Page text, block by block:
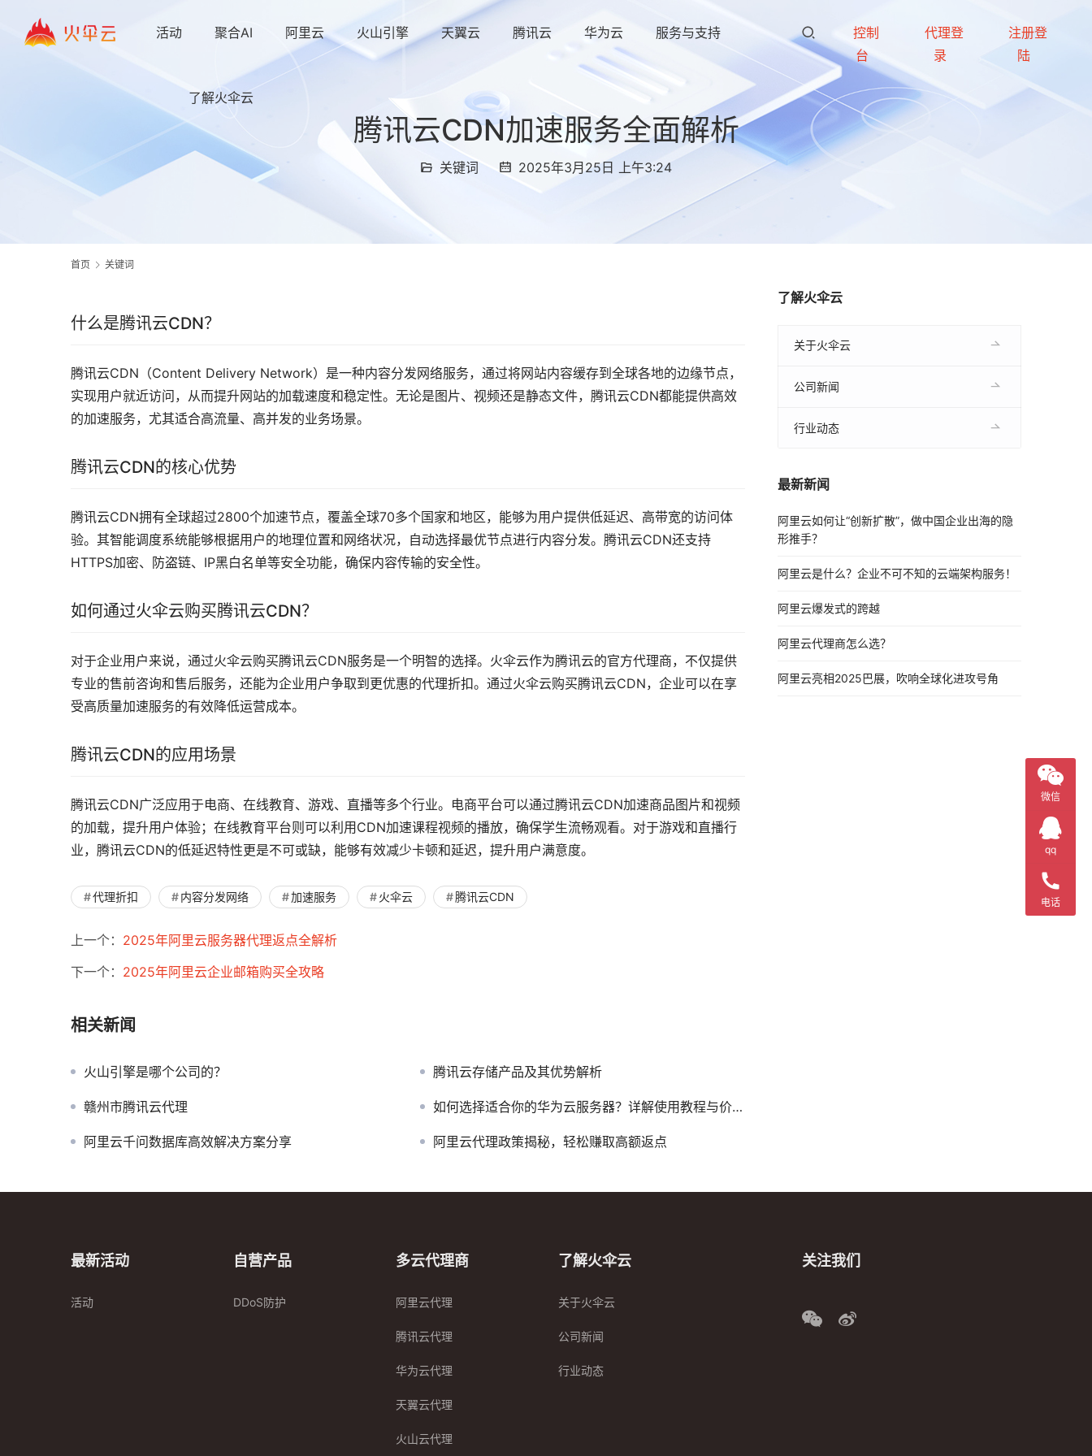
活动 聚合AI 阿里云 火山引擎 天翼云 腾讯云 华为云 服务与支持
了解火伞云
控制
台
代理登
录
注册登
陆
腾讯云CDN加速服务全面解析
关键词 2025年3月25日 上午3:24
首页 关键词
什么是腾讯云CDN？
腾讯云CDN（Content Delivery Network）是一种内容分发网络服务，通过将网站内容缓存到全球各地的边缘节点，
实现用户就近访问，从而提升网站的加载速度和稳定性。无论是图片、视频还是静态文件，腾讯云CDN都能提供高效
的加速服务，尤其适合高流量、高并发的业务场景。
腾讯云CDN的核心优势
腾讯云CDN拥有全球超过2800个加速节点，覆盖全球70多个国家和地区，能够为用户提供低延迟、高带宽的访问体
验。其智能调度系统能够根据用户的地理位置和网络状况，自动选择最优节点进行内容分发。腾讯云CDN还支持
HTTPS加密、防盗链、IP黑白名单等安全功能，确保内容传输的安全性。
如何通过火伞云购买腾讯云CDN？
对于企业用户来说，通过火伞云购买腾讯云CDN服务是一个明智的选择。火伞云作为腾讯云的官方代理商，不仅提供
专业的售前咨询和售后服务，还能为企业用户争取到更优惠的代理折扣。通过火伞云购买腾讯云CDN，企业可以在享
受高质量加速服务的有效降低运营成本。
腾讯云CDN的应用场景
腾讯云CDN广泛应用于电商、在线教育、游戏、直播等多个行业。电商平台可以通过腾讯云CDN加速商品图片和视频
的加载，提升用户体验；在线教育平台则可以利用CDN加速课程视频的播放，确保学生流畅观看。对于游戏和直播行
业，腾讯云CDN的低延迟特性更是不可或缺，能够有效减少卡顿和延迟，提升用户满意度。
代理折扣 内容分发网络 加速服务 火伞云 腾讯云CDN
上一个： 2025年阿里云服务器代理返点全解析
下一个： 2025年阿里云企业邮箱购买全攻略
相关新闻
火山引擎是哪个公司的？ 腾讯云存储产品及其优势解析
赣州市腾讯云代理 如何选择适合你的华为云服务器？详解使用教程与价格分析
阿里云千问数据库高效解决方案分享 阿里云代理政策揭秘，轻松赚取高额返点
了解火伞云
关于火伞云
公司新闻
行业动态
最新新闻
阿里云如何让“创新扩散”，做中国企业出海的隐
形推手？
阿里云是什么？企业不可不知的云端架构服务！
阿里云爆发式的跨越
阿里云代理商怎么选？
阿里云亮相2025巴展，吹响全球化进攻号角
最新活动
活动
自营产品
DDoS防护
多云代理商
阿里云代理
腾讯云代理
华为云代理
天翼云代理
火山云代理
了解火伞云
关于火伞云
公司新闻
行业动态
关注我们
微信
qq
电话